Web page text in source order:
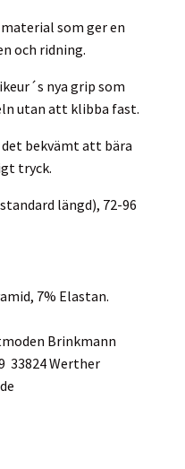
som ger en
och ridning.
nya grip som
utan att klibba fast.
bekvämt att bära
tryck.
längd), 72-96
7% Elastan.
Brinkmann
33824 Werther